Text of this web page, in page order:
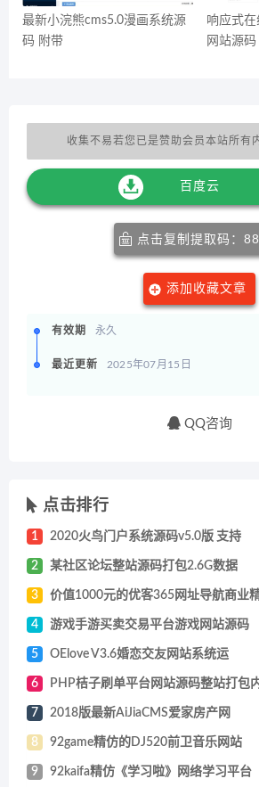
最新小浣熊cms5.0漫画系统源
码 附带
响应式
网站源
收集不易若您已是赞助会员本站所有
百度云
点击复制提取码：
添加收藏文章
有效期 永久
最近更新 2025年07月15日
QQ咨询
点击排行
1 2020火鸟门户系统源码v5.0版 支持
2 某社区论坛整站源码打包2.6G数据
3 价值1000元的优客365网址导航商业
4 游戏手游买卖交易平台游戏网站源码
5 OElove V3.6婚恋交友网站系统运
6 PHP桔子刷单平台网站源码整站打包
7 2018版最新AiJiaCMS爱家房产网
8 92game精仿的DJ520前卫音乐网站
9 92kaifa精仿《学习啦》网络学习平台